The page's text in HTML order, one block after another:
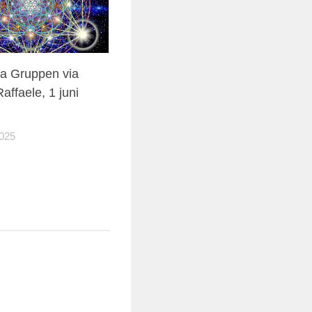
Gruppen via
1 juni